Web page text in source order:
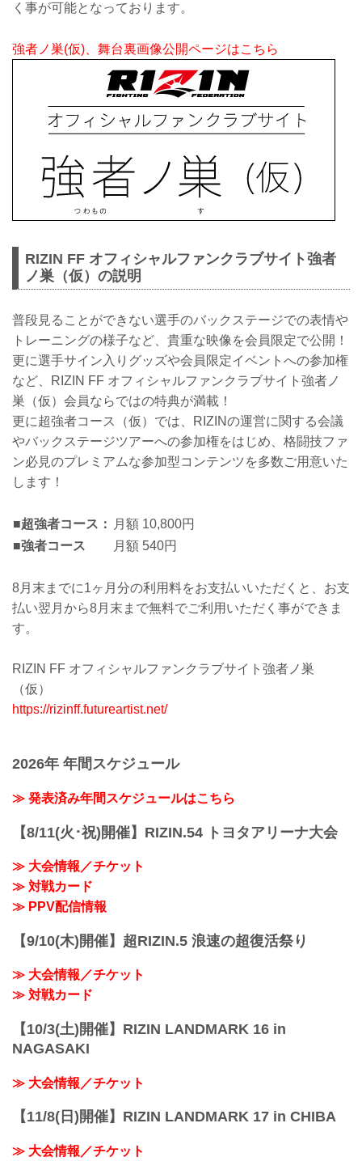
く事が可能となっております。
強者ノ巣(仮)、舞台裏画像公開ページはこちら
RIZIN FF オフィシャルファンクラブサイト強者
ノ巣（仮）の説明
普段見ることができない選手のバックステージでの表情や
トレーニングの様子など、貴重な映像を会員限定で公開！
更に選手サイン入りグッズや会員限定イベントへの参加権
など、RIZIN FF オフィシャルファンクラブサイト強者ノ
巣（仮）会員ならではの特典が満載！
更に超強者コース（仮）では、RIZINの運営に関する会議
やバックステージツアーへの参加権をはじめ、格闘技ファ
ン必見のプレミアムな参加型コンテンツを多数ご用意いた
します！
■超強者コース：
月額 10,800円
■強者コース
月額 540円
8月末までに1ヶ月分の利用料をお支払いいただくと、お支
払い翌月から8月末まで無料でご利用いただく事ができま
す。
RIZIN FF オフィシャルファンクラブサイト強者ノ巣
（仮）
https://rizinff.futureartist.net/
2026年 年間スケジュール
≫ 発表済み年間スケジュールはこちら
【8/11(火･祝)開催】RIZIN.54 トヨタアリーナ大会
≫ 大会情報／チケット
≫ 対戦カード
≫ PPV配信情報
【9/10(木)開催】超RIZIN.5 浪速の超復活祭り
≫ 大会情報／チケット
≫ 対戦カード
【10/3(土)開催】RIZIN LANDMARK 16 in
NAGASAKI
≫ 大会情報／チケット
【11/8(日)開催】RIZIN LANDMARK 17 in CHIBA
≫ 大会情報／チケット